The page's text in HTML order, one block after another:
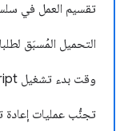
تقسيم العمل في
التحميل المُسبَق
وقت بدء تشغيل JavaScript مرتفع
تجنُّب عمليات